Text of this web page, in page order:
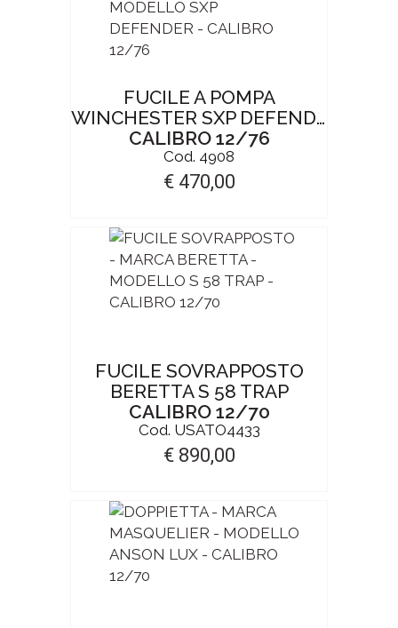
FUCILE A POMPA
WINCHESTER SXP DEFENDER
CALIBRO 12/76
Cod. 4908
€ 470,00
FUCILE SOVRAPPOSTO
BERETTA S 58 TRAP
CALIBRO 12/70
Cod. USATO4433
€ 890,00